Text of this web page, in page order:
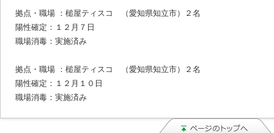
拠点・職場 ：槌屋ティスコ （愛知県知立市）２名
陽性確定：１２月７日
職場消毒：実施済み
拠点・職場 ：槌屋ティスコ （愛知県知立市）２名
陽性確定：１２月１０日
職場消毒：実施済み